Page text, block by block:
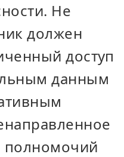
Не
должен
доступ
данным
полномочий